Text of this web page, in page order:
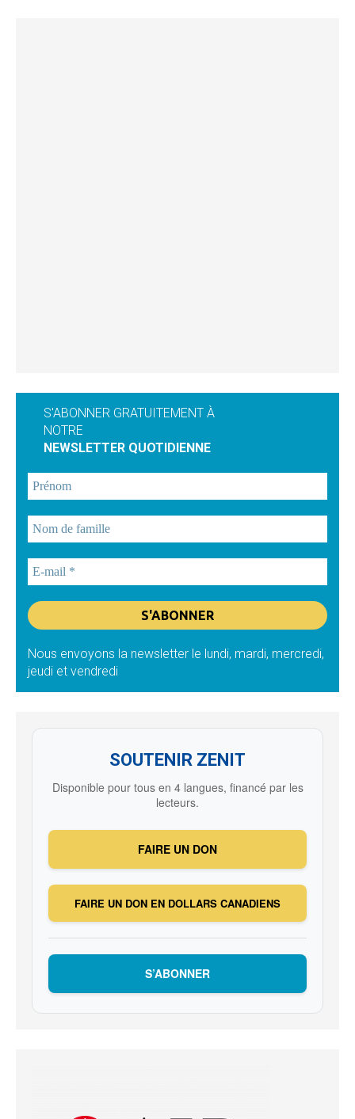
S'ABONNER GRATUITEMENT À
NOTRE
NEWSLETTER QUOTIDIENNE
Nous envoyons la newsletter le lundi, mardi, mercredi,
jeudi et vendredi
SOUTENIR ZENIT
Disponible pour tous en 4 langues, financé par les
lecteurs.
FAIRE UN DON
FAIRE UN DON EN DOLLARS CANADIENS
S’ABONNER